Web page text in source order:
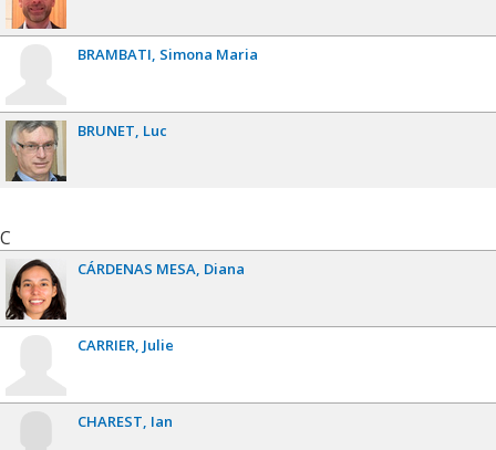
BRAMBATI Simona Maria
BRUNET Luc
C
CÁRDENAS MESA Diana
CARRIER Julie
CHAREST Ian